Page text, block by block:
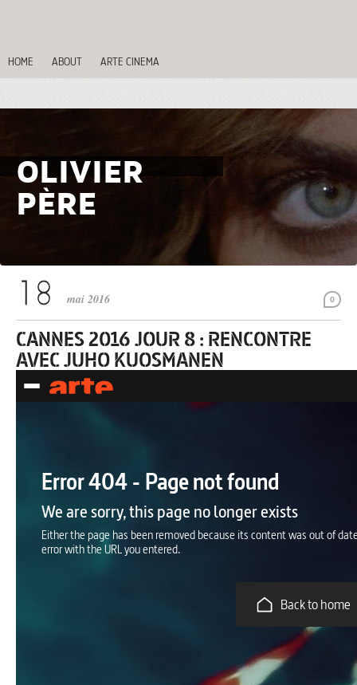
HOME ABOUT ARTE CINEMA
OLIVIER
PÈRE
0
mai 2016
CANNES 2016 JOUR 8 : RENCONTRE
AVEC JUHO KUOSMANEN